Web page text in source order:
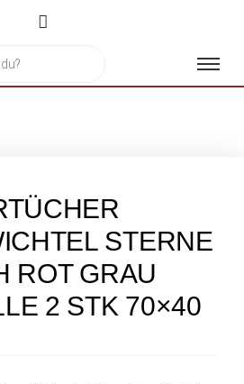
STERNE
ROT GRAU
2 STK 70×40